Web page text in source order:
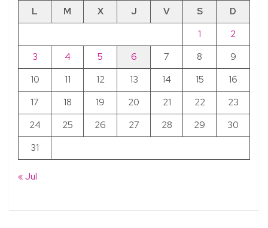
L
M X J V S
D
1
2
3
4 5 6 7 8
9
10
11 12 13 14 15
16
17
18 19 20 21 22
23
24
25 26 27 28 29
30
31
« Jul